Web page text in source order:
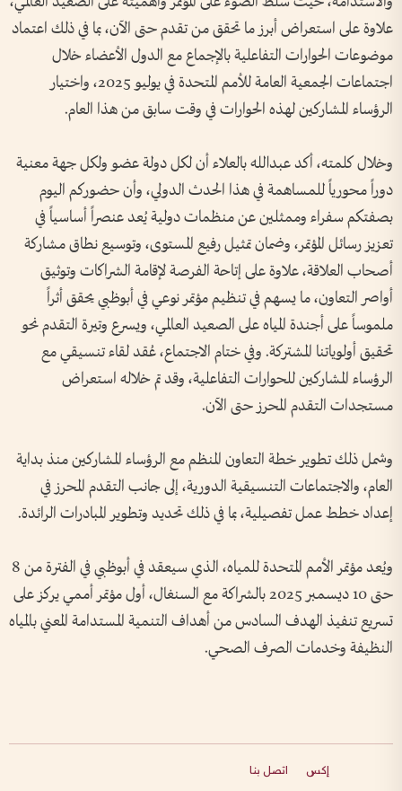
علاوة على استعراض أبرز ما تحقق من تقدم حتى الآن، بما في ذلك اعتماد
موضوعات الحوارات التفاعلية بالإجماع مع الدول الأعضاء خلال
اجتماعات الجمعية العامة للأمم المتحدة في يوليو 2025، واختيار
الرؤساء المشاركين لهذه الحوارات في وقت سابق من هذا العام.
وخلال كلمته، أكد عبدالله بالعلاء أن لكل دولة عضو ولكل جهة معنية
دوراً محورياً للمساهمة في هذا الحدث الدولي، وأن حضوركم اليوم
بصفتكم سفراء وممثلين عن منظمات دولية يُعد عنصراً أساسياً في
تعزيز رسائل المؤتمر، وضمان تمثيل رفيع المستوى، وتوسيع نطاق مشاركة
أصحاب العلاقة، علاوة على إتاحة الفرصة لإقامة الشراكات وتوثيق
أواصر التعاون، ما يسهم في تنظيم مؤتمر نوعي في أبوظبي يحقق أثراً
ملموساً على أجندة المياه على الصعيد العالمي، ويسرع وتيرة التقدم نحو
تحقيق أولوياتنا المشتركة. وفي ختام الاجتماع، عُقد لقاء تنسيقي مع
الرؤساء المشاركين للحوارات التفاعلية، وقد تم خلاله استعراض
مستجدات التقدم المحرز حتى الآن.
وشمل ذلك تطوير خطة التعاون المنظم مع الرؤساء المشاركين منذ بداية
العام، والاجتماعات التنسيقية الدورية، إلى جانب التقدم المحرز في
إعداد خطط عمل تفصيلية، بما في ذلك تحديد وتطوير المبادرات الرائدة.
ويُعد مؤتمر الأمم المتحدة للمياه، الذي سيعقد في أبوظبي في الفترة من 8
حتى 10 ديسمبر 2025 بالشراكة مع السنغال، أول مؤتمر أممي يركز على
تسريع تنفيذ الهدف السادس من أهداف التنمية المستدامة المعني بالمياه
النظيفة وخدمات الصرف الصحي.
إكس
اتصل بنا